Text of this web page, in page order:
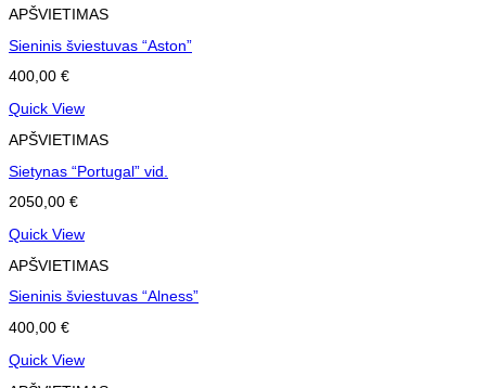
APŠVIETIMAS
Sieninis šviestuvas “Aston”
400,00 €
Quick View
APŠVIETIMAS
Sietynas “Portugal” vid.
2050,00 €
Quick View
APŠVIETIMAS
Sieninis šviestuvas “Alness”
400,00 €
Quick View